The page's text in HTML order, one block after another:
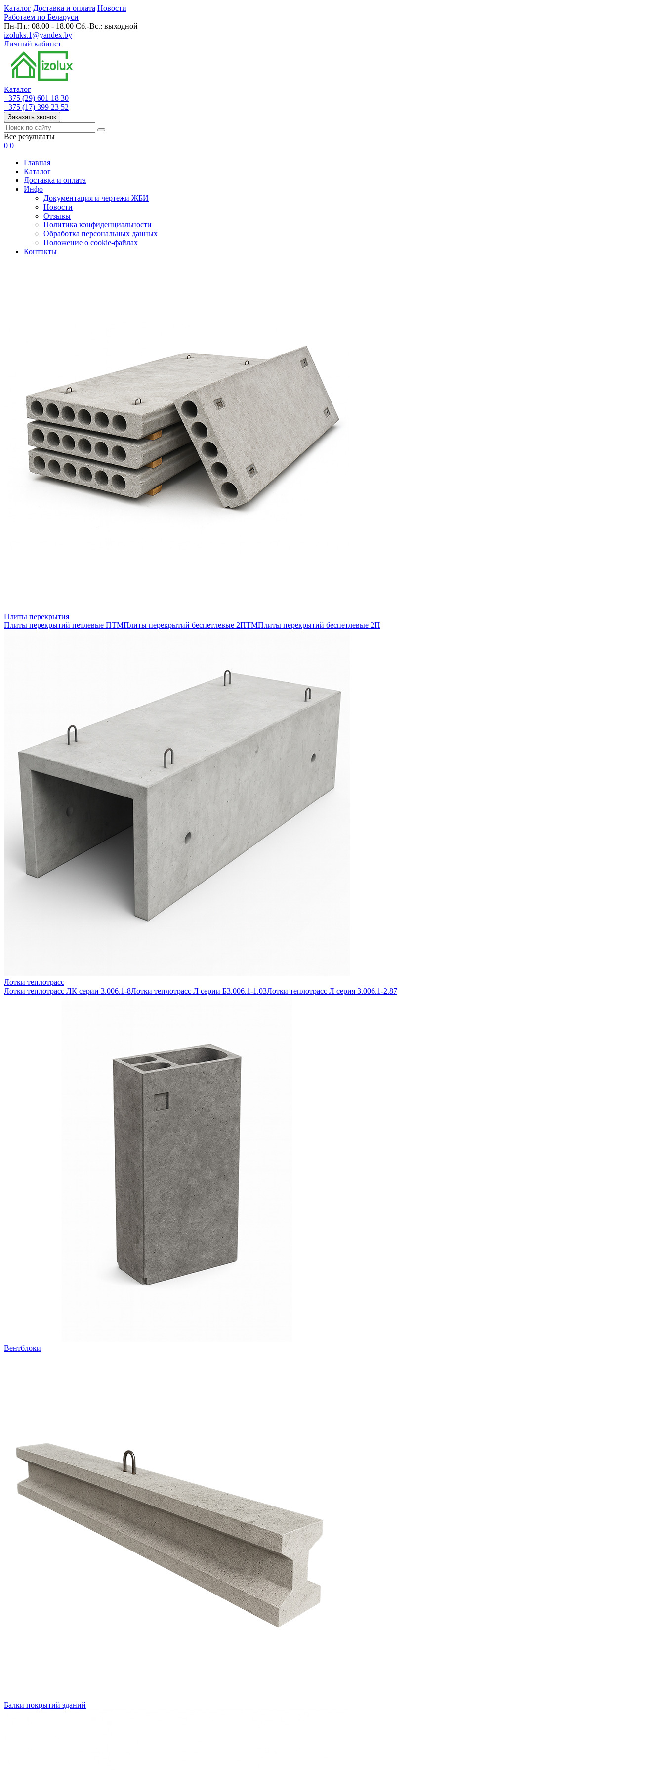
Каталог Доставка и оплата Новости
Работаем по Беларуси
Пн-Пт.: 08.00 - 18.00 Сб.-Вс.: выходной
izoluks.1@yandex.by
Личный кабинет
Каталог
+375 (29) 601 18 30
+375 (17) 399 23 52
Заказать звонок
Все результаты
0 0
Главная
Каталог
Доставка и оплата
Инфо
Документация и чертежи ЖБИ
Новости
Отзывы
Политика конфиденциальности
Обработка персональных данных
Положение о cookie-файлах
Контакты
Плиты перекрытия
Плиты перекрытий петлевые ПТМПлиты перекрытий беспетлевые 2ПТМПлиты перекрытий беспетлевые 2П
Лотки теплотрасс
Лотки теплотрасс ЛК серии 3.006.1-8Лотки теплотрасс Л серии Б3.006.1-1.03Лотки теплотрасс Л серия 3.006.1-2.87
Вентблоки
Балки покрытий зданий